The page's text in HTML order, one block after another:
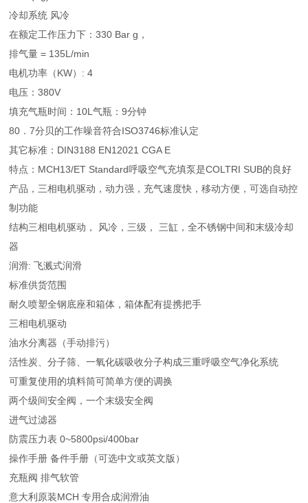
冷却系统 风冷
在额定工作压力下：330 Bar g，
排气量 = 135L/min
电机功率（KW）: 4
电压：380V
填充气瓶时间：10L气瓶：9分钟
80．7分贝的工作噪音符合ISO3746标准认定
其它标准：DIN3188 EN12021 CGA E
特点：MCH13/ET Standard呼吸空气充填泵是COLTRI SUB的良好
产品，三相电机驱动，动力强，充气速度快，移动方便，可选自动控
制功能
结构三相电机驱动， 风冷，三级， 三缸，全不锈钢中间和末级冷却
器
润滑: 飞溅式润滑
标准供货范围
耐久喷塑全钢底座和箱体，箱体配有提携把手
三相电机驱动
油水分离器（手动排污）
活性炭、分子筛、一氧化碳吸收分子构成三重呼吸空气净化系统
可重复使用的填料筒可简单方便的调换
两个级间安全阀，一个末级安全阀
进气过滤器
防震压力表 0~5800psi/400bar
操作手册 备件手册（可选中文或英文版）
充瓶阀 排气软管
意大利原装MCH 专用合成润滑油